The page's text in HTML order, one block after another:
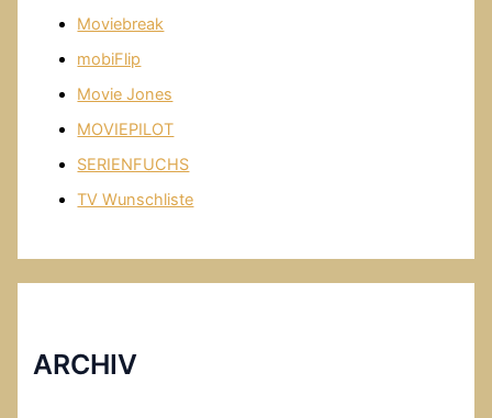
Moviebreak
mobiFlip
Movie Jones
MOVIEPILOT
SERIENFUCHS
TV Wunschliste
ARCHIV